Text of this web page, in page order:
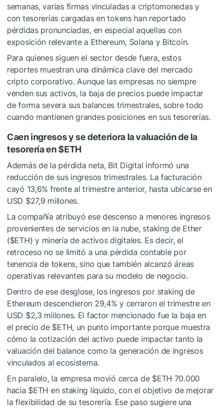
semanas, varias firmas vinculadas a criptomonedas y
con tesorerías cargadas en tokens han reportado
pérdidas pronunciadas, en especial aquellas con
exposición relevante a Ethereum, Solana y Bitcoin.
Para quienes siguen el sector desde fuera, estos
reportes muestran una dinámica clave del mercado
cripto corporativo. Aunque las empresas no siempre
venden sus activos, la baja de precios puede impactar
de forma severa sus balances trimestrales, sobre todo
cuando mantienen grandes posiciones en sus tesorerías.
Caen ingresos y se deteriora la valuación de la
tesorería en$ETH
Además de la pérdida neta, Bit Digital informó una
reducción de sus ingresos trimestrales. La facturación
cayó 13,6% frente al trimestre anterior, hasta ubicarse en
USD $27,9 millones.
La compañía atribuyó ese descenso a menores ingresos
provenientes de servicios en la nube, staking de Ether
($ETH) y minería de activos digitales. Es decir, el
retroceso no se limitó a una pérdida contable por
tenencia de tokens, sino que también alcanzó áreas
operativas relevantes para su modelo de negocio.
Dentro de ese desglose, los ingresos por staking de
Ethereum descendieron 29,4% y cerraron el trimestre en
USD $2,3 millones. El factor mencionado fue la baja en
el precio de $ETH, un punto importante porque muestra
cómo la cotización del activo puede impactar tanto la
valuación del balance como la generación de ingresos
vinculados al ecosistema.
En paralelo, la empresa movió cerca de $ETH 70.000
hacia $ETH en staking líquido, con el objetivo de mejorar
la flexibilidad de su tesorería. Ese paso sugiere una